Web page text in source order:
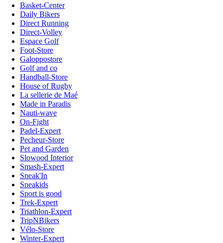
Basket-Center
Daily Bikers
Direct Running
Direct-Volley
Espace Golf
Foot-Store
Galoppostore
Golf and co
Handball-Store
House of Rugby
La sellerie de Maé
Made in Paradis
Nauti-wave
On-Fight
Padel-Expert
Pecheur-Store
Pet and Garden
Slowood Interior
Smash-Expert
Sneak'In
Sneakids
Sport is good
Trek-Expert
Triathlon-Expert
TripNBikers
Vélo-Store
Winter-Expert